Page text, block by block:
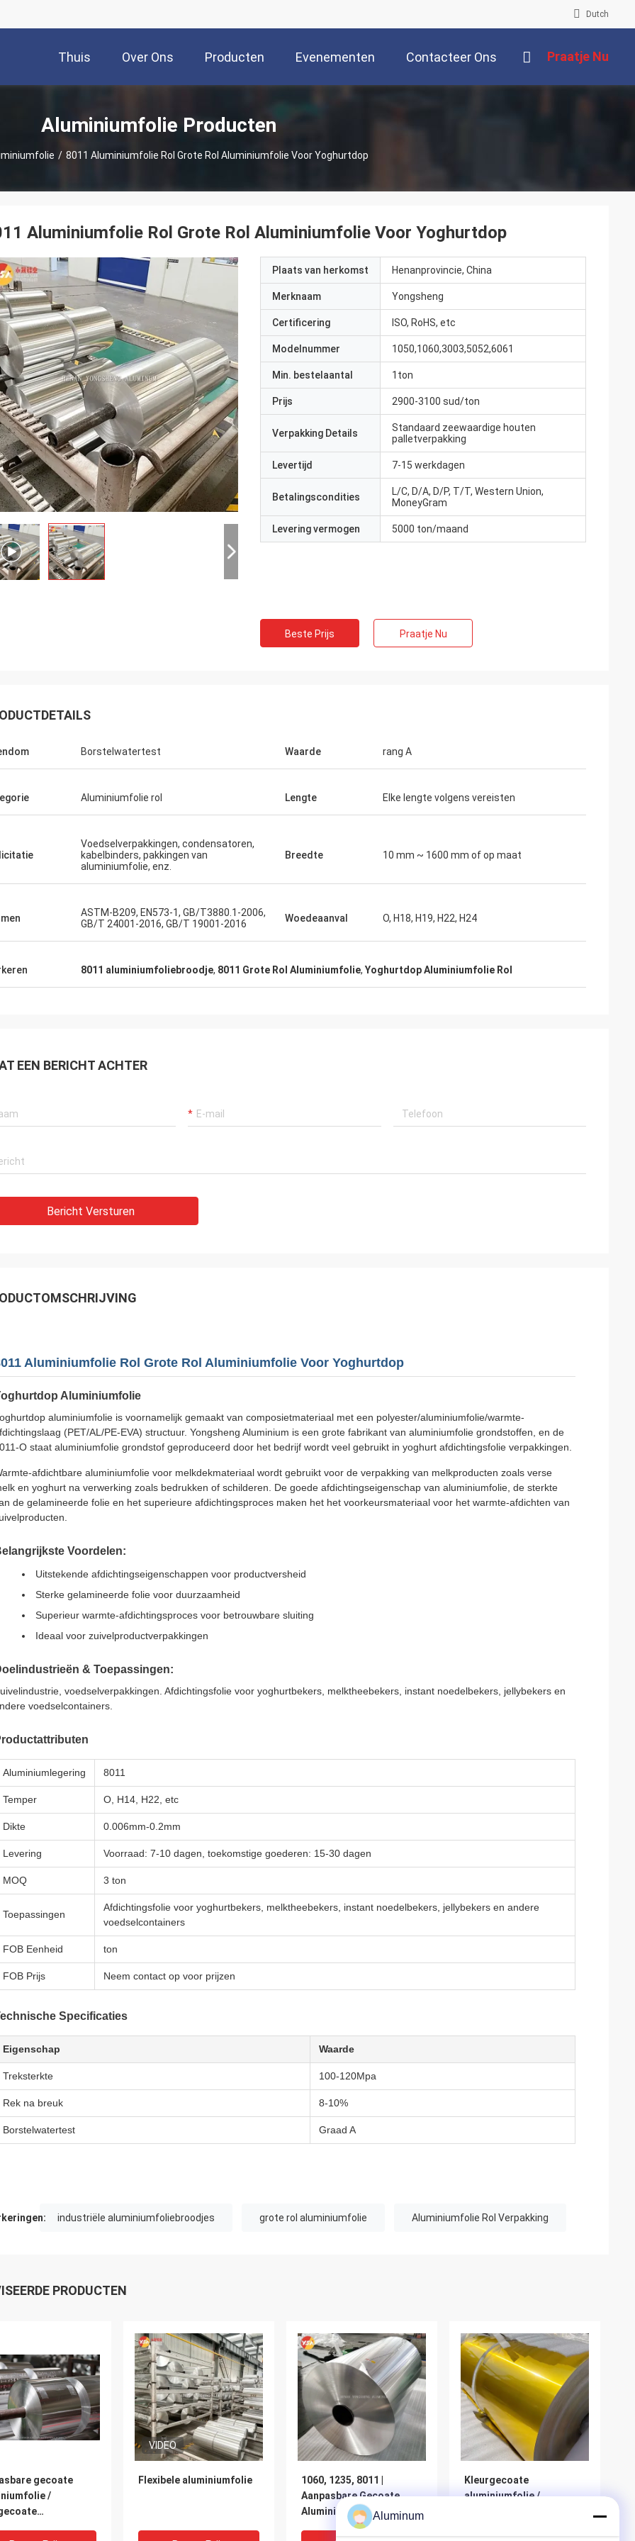
Dutch
Thuis Over Ons Producten Evenementen Contacteer Ons Praatje Nu
Aluminiumfolie Producten
/ 8011 Aluminiumfolie Rol Grote Rol Aluminiumfolie Voor Yoghurtdop
Aluminiumfolie Rol Grote Rol Aluminiumfolie Voor Yoghurtdop
Plaats van herkomst Henanprovincie, China
Merknaam Yongsheng
Certificering ISO, RoHS, etc
Modelnummer 1050,1060,3003,5052,6061
Min. bestelaantal 1ton
Prijs 2900-3100 sud/ton
Verpakking Details
Standaard zeewaardige houten
palletverpakking
Levertijd 7-15 werkdagen
Betalingscondities
L/C, D/A, D/P, T/T, Western Union,
MoneyGram
Levering vermogen 5000 ton/maand
Beste Prijs Praatje Nu
Borstelwatertest Waarde rang A
Aluminiumfolie rol Lengte Elke lengte volgens vereisten
Voedselverpakkingen, condensatoren,
kabelbinders, pakkingen van
aluminiumfolie, enz.
Breedte 10 mm ~ 1600 mm of op maat
ASTM-B209, EN573-1, GB/T3880.1-2006,
GB/T 24001-2016, GB/T 19001-2016
Woedeaanval O, H18, H19, H22, H24
8011 aluminiumfoliebroodje, 8011 Grote Rol Aluminiumfolie, Yoghurtdop Aluminiumfolie Rol
EEN BERICHT ACHTER
Bericht Versturen
Aluminiumfolie Rol Grote Rol Aluminiumfolie Voor Yoghurtdop
Aluminiumfolie
aluminiumfolie is voornamelijk gemaakt van composietmateriaal met een polyester/aluminiumfolie/warmte-
(PET/AL/PE-EVA) structuur. Yongsheng Aluminium is een grote fabrikant van aluminiumfolie grondstoffen, en de
O staat aluminiumfolie grondstof geproduceerd door het bedrijf wordt veel gebruikt in yoghurt afdichtingsfolie verpakkingen.
afdichtbare aluminiumfolie voor melkdekmateriaal wordt gebruikt voor de verpakking van melkproducten zoals verse
en yoghurt na verwerking zoals bedrukken of schilderen. De goede afdichtingseigenschap van aluminiumfolie, de sterkte
de gelamineerde folie en het superieure afdichtingsproces maken het het voorkeursmateriaal voor het warmte-afdichten van
Voordelen:
Uitstekende afdichtingseigenschappen voor productversheid
Sterke gelamineerde folie voor duurzaamheid
Superieur warmte-afdichtingsproces voor betrouwbare sluiting
Ideaal voor zuivelproductverpakkingen
& Toepassingen:
voedselverpakkingen. Afdichtingsfolie voor yoghurtbekers, melktheebekers, instant noedelbekers, jellybekers en
voedselcontainers.
Aluminiumlegering 8011
Temper O, H14, H22, etc
Dikte 0.006mm-0.2mm
Levering Voorraad: 7-10 dagen, toekomstige goederen: 15-30 dagen
MOQ 3 ton
Toepassingen
Afdichtingsfolie voor yoghurtbekers, melktheebekers, instant noedelbekers, jellybekers en andere
voedselcontainers
FOB Eenheid ton
FOB Prijs Neem contact op voor prijzen
Specificaties
Eigenschap Waarde
Treksterkte 100-120Mpa
Rek na breuk 8-10%
Borstelwatertest Graad A
industriële aluminiumfoliebroodjes grote rol aluminiumfolie Aluminiumfolie Rol Verpakking
PRODUCTEN
gecoate
/
VIDEO
Flexibele aluminiumfolie
1060, 1235, 8011 |
Aanpasbare Gecoate
Aluminiumfolie /
Voorgecoate
Kleurgecoate
aluminiumfolie /
Aluminum